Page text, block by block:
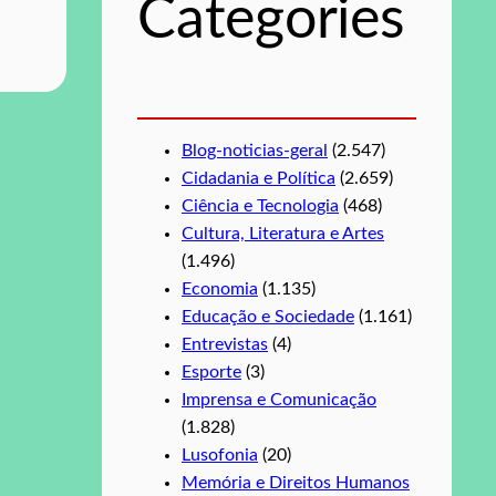
a
Categories
Blog-noticias-geral (2.547)
Cidadania e Política (2.659)
Ciência e Tecnologia (468)
Cultura, Literatura e Artes
(1.496)
Economia (1.135)
Educação e Sociedade (1.161)
Entrevistas (4)
Esporte (3)
Imprensa e Comunicação
(1.828)
Lusofonia (20)
Memória e Direitos Humanos